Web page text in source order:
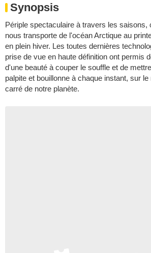
Synopsis
Périple spectaculaire à travers les saisons,
nous transporte de l'océan Arctique au
en plein hiver. Les toutes dernières
prise de vue en haute définition ont permis
d'une beauté à couper le souffle et de
palpite et bouillonne à chaque instant, sur
carré de notre planète.